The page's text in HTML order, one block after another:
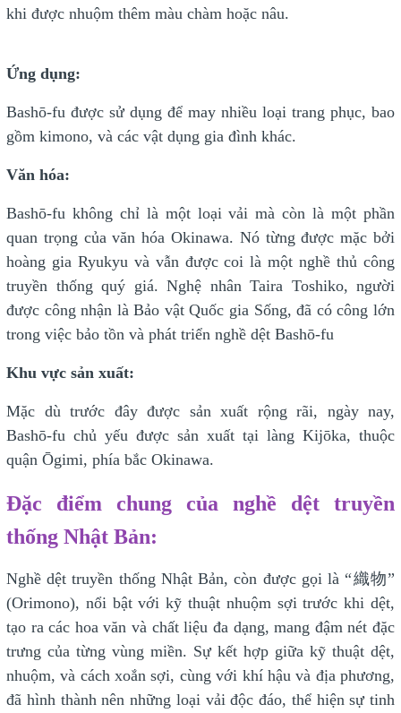
khi được nhuộm thêm màu chàm hoặc nâu.
Ứng dụng:
Bashō-fu được sử dụng để may nhiều loại trang phục, bao
gồm kimono, và các vật dụng gia đình khác.
Văn hóa:
Bashō-fu không chỉ là một loại vải mà còn là một phần
quan trọng của văn hóa Okinawa. Nó từng được mặc bởi
hoàng gia Ryukyu và vẫn được coi là một nghề thủ công
truyền thống quý giá. Nghệ nhân Taira Toshiko, người
được công nhận là Bảo vật Quốc gia Sống, đã có công lớn
trong việc bảo tồn và phát triển nghề dệt Bashō-fu
Khu vực sản xuất:
Mặc dù trước đây được sản xuất rộng rãi, ngày nay,
Bashō-fu chủ yếu được sản xuất tại làng Kijōka, thuộc
quận Ōgimi, phía bắc Okinawa.
Đặc điểm chung của nghề dệt truyền
thống Nhật Bản:
Nghề dệt truyền thống Nhật Bản, còn được gọi là “織物”
(Orimono), nổi bật với kỹ thuật nhuộm sợi trước khi dệt,
tạo ra các hoa văn và chất liệu đa dạng, mang đậm nét đặc
trưng của từng vùng miền. Sự kết hợp giữa kỹ thuật dệt,
nhuộm, và cách xoắn sợi, cùng với khí hậu và địa phương,
đã hình thành nên những loại vải độc đáo, thể hiện sự tinh